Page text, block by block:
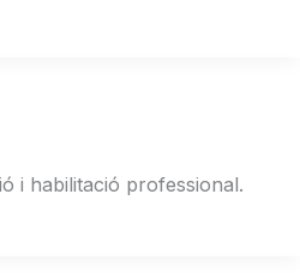
i habilitació professional.